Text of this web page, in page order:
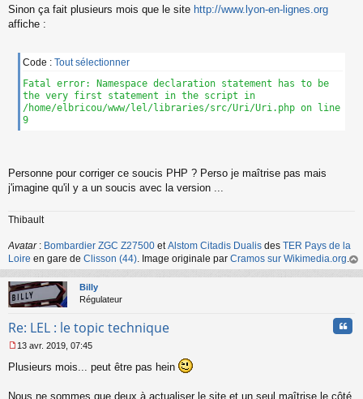
e
s
u
Sinon ça fait plusieurs mois que le site http://www.lyon-en-lignes.org
affiche :
Code : Tout sélectionner
Fatal error: Namespace declaration statement has to be
the very first statement in the script in
/home/elbricou/www/lel/libraries/src/Uri/Uri.php on line
9
Personne pour corriger ce soucis PHP ? Perso je maîtrise pas mais
j'imagine qu'il y a un soucis avec la version ...
Thibault
Avatar : Bombardier ZGC Z27500 etAlstom Citadis Dualis des TER Pays de la
Loire en gare de Clisson (44). Image originale par Cramos sur Wikimedia.org.
au
Billy
Régulateur
Re: LEL : le topic technique
e
13 avr. 2019, 07:45
Plusieurs mois... peut être pas hein
Nous ne sommes que deux à actualiser le site et un seul maîtrise le côté